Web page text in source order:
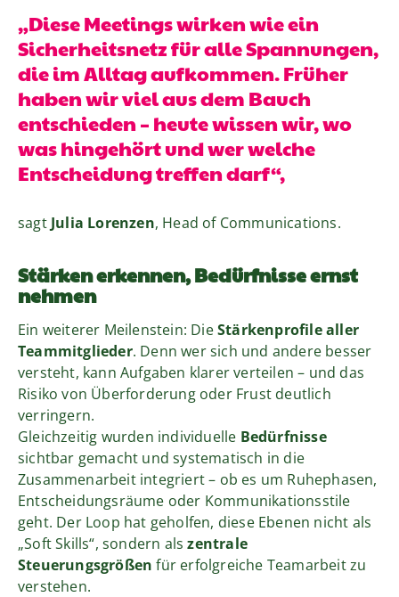
„Diese Meetings wirken wie ein
Sicherheitsnetz für alle Spannungen,
die im Alltag aufkommen. Früher
haben wir viel aus dem Bauch
entschieden – heute wissen wir, wo
was hingehört und wer welche
Entscheidung treffen darf“,
sagt Julia Lorenzen, Head of Communications.
Stärken erkennen, Bedürfnisse ernst
nehmen
Ein weiterer Meilenstein: DieStärkenprofile aller
Teammitglieder. Denn wer sich und andere besser
versteht, kann Aufgaben klarer verteilen – und das
Risiko von Überforderung oder Frust deutlich
verringern.
Gleichzeitig wurden individuelle Bedürfnisse
sichtbar gemacht und systematisch in die
Zusammenarbeit integriert – ob es um Ruhephasen,
Entscheidungsräume oder Kommunikationsstile
geht. Der Loop hat geholfen, diese Ebenen nicht als
„Soft Skills“, sondern alszentrale
Steuerungsgrößen für erfolgreiche Teamarbeit zu
verstehen.